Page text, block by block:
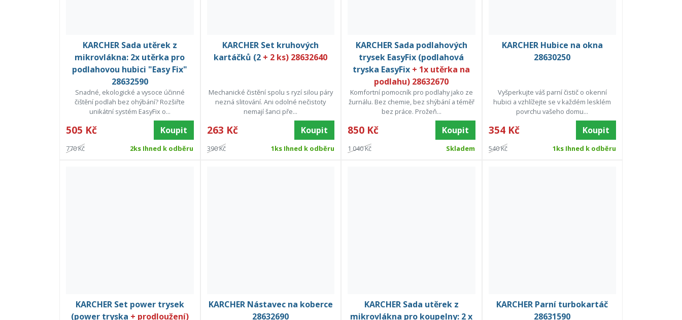
KARCHER Sada utěrek z
mikrovlákna: 2x utěrka pro
podlahovou hubici "Easy Fix"
28632590
Snadné, ekologické a vysoce účinné
čištění podlah bez ohýbání? Rozšiřte
unikátní systém EasyFix o...
505 Kč Koupit
770 Kč 2ks Ihned k odběru
KARCHER Set kruhových
kartáčků (2 + 2 ks) 28632640
Mechanické čistění spolu s ryzí silou páry
nezná slitování. Ani odolné nečistoty
nemají šanci pře...
263 Kč Koupit
390 Kč 1ks Ihned k odběru
KARCHER Sada podlahových
trysek EasyFix (podlahová
tryska EasyFix + 1x utěrka na
podlahu) 28632670
Komfortní pomocník pro podlahy jako ze
žurnálu. Bez chemie, bez shýbání a téměř
bez práce. Prožeň...
850 Kč Koupit
1 040 Kč Skladem
KARCHER Hubice na okna
28630250
Vyšperkujte váš parní čistič o okenní
hubici a vzhlížejte se v každém lesklém
povrchu vašeho domu...
354 Kč Koupit
540 Kč 1ks Ihned k odběru
KARCHER Set power trysek
(power tryska + prodloužení)
KARCHER Nástavec na koberce
28632690
KARCHER Sada utěrek z
mikrovlákna pro koupelny: 2 x
KARCHER Parní turbokartáč
28631590